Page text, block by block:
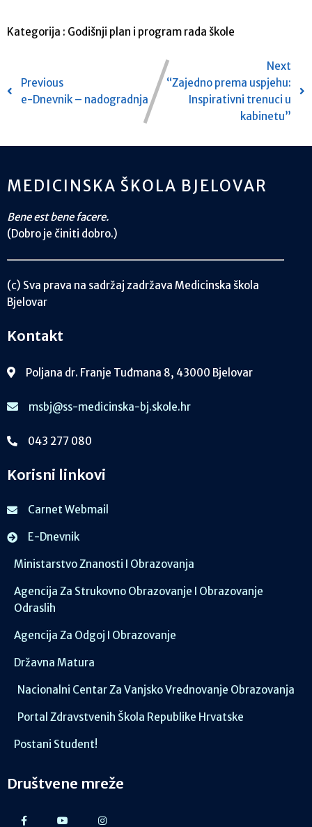
Kategorija : Godišnji plan i program rada škole
Previous
e-Dnevnik – nadogradnja
Next
“Zajedno prema uspjehu:
Inspirativni trenuci u
kabinetu”
MEDICINSKA ŠKOLA BJELOVAR
Bene est bene facere.
(Dobro je činiti dobro.)
(c) Sva prava na sadržaj zadržava Medicinska škola
Bjelovar
Kontakt
Poljana dr. Franje Tuđmana 8, 43000 Bjelovar
msbj@ss-medicinska-bj.skole.hr
043 277 080
Korisni linkovi
Carnet Webmail
E-Dnevnik
Ministarstvo Znanosti I Obrazovanja
Agencija Za Strukovno Obrazovanje I Obrazovanje
Odraslih
Agencija Za Odgoj I Obrazovanje
Državna Matura
Nacionalni Centar Za Vanjsko Vrednovanje Obrazovanja
Portal Zdravstvenih Škola Republike Hrvatske
Postani Student!
Društvene mreže